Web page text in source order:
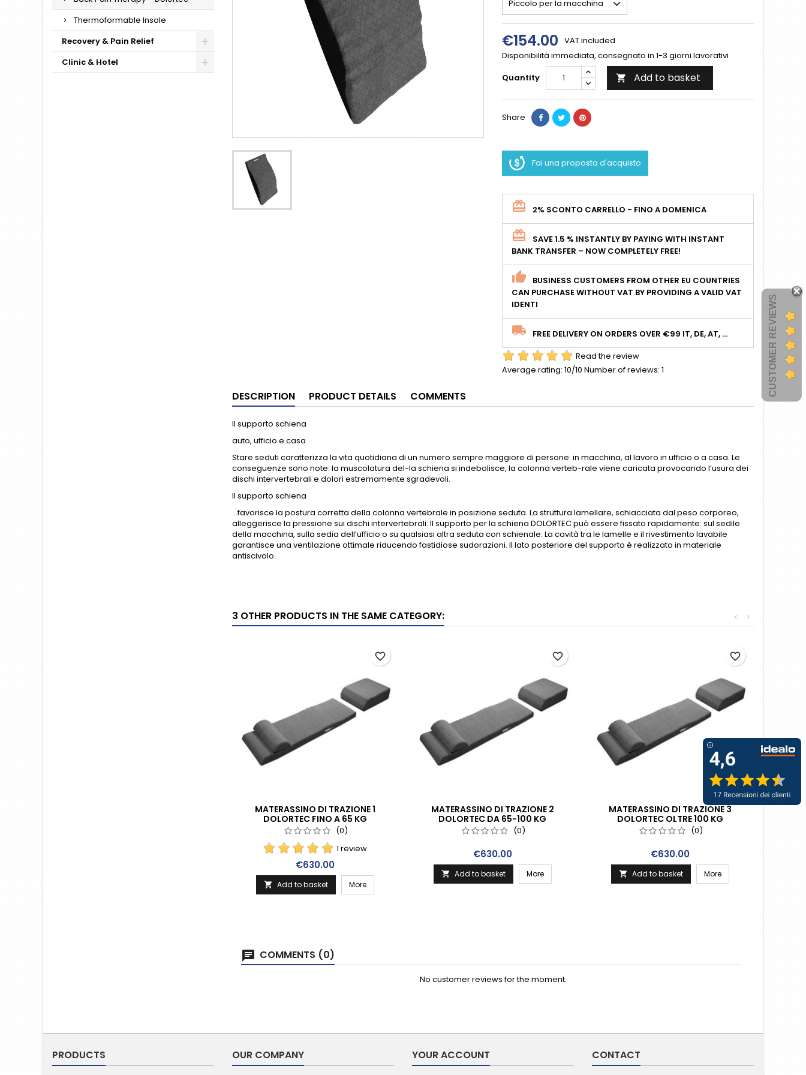
Thermoformable Insole
Recovery & Pain Relief
Clinic & Hotel
€154.00 VAT included
Disponibilità immediata, consegnato in 1-3 giorni lavorativi
Quantity
 Add to basket
Share
Fai una proposta d'acquisto
2% SCONTO CARRELLO - FINO A DOMENICA
SAVE 1.5 % INSTANTLY BY PAYING WITH INSTANT
BANK TRANSFER – NOW COMPLETELY FREE!
BUSINESS CUSTOMERS FROM OTHER EU COUNTRIES
CAN PURCHASE WITHOUT VAT BY PROVIDING A VALID VAT
IDENTI
FREE DELIVERY ON ORDERS OVER €99 IT, DE, AT, ...
Read the review
Average rating: 10/10 Number of reviews: 1
DESCRIPTION PRODUCT DETAILS COMMENTS
Il supporto schiena
auto, ufficio e casa
Stare seduti caratterizza la vita quotidiana di un numero sempre maggiore di persone: in macchina, al lavoro in ufficio o a casa. Le
conseguenze sono note: la muscolatura del-la schiena si indebolisce, la colonna verteb-rale viene caricata provocando l’usura dei
dischi intervertebrali e dolori estremamente sgradevoli.
Il supporto schiena
…favorisce la postura corretta della colonna vertebrale in posizione seduta. La struttura lamellare, schiacciata dal peso corporeo,
alleggerisce la pressione sui dischi intervertebrali. Il supporto per la schiena DOLORTEC può essere fissato rapidamente: sul sedile
della macchina, sulla sedia dell’ufficio o su qualsiasi altra seduta con schienale. La cavità tra le lamelle e il rivestimento lavabile
garantisce una ventilazione ottimale riducendo fastidiose sudorazioni. Il lato posteriore del supporto è realizzato in materiale
antiscivolo.
3 OTHER PRODUCTS IN THE SAME CATEGORY: >
<
MATERASSINO DI TRAZIONE 1
DOLORTEC FINO A 65 KG
(0)
1 review
Price
€630.00
 Add to basket More
favorite_border
MATERASSINO DI TRAZIONE 2
DOLORTEC DA 65-100 KG
(0)
Price
€630.00
 Add to basket More
favorite_border
MATERASSINO DI TRAZIONE 3
DOLORTEC OLTRE 100 KG
(0)
Price
€630.00
 Add to basket More
favorite_border
COMMENTS (0)
No customer reviews for the moment.
PRODUCTS OUR COMPANY YOUR ACCOUNT CONTACT
CUSTOMER REVIEWS